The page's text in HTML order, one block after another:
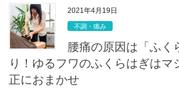
2021年4月19日
不調・痛み
腰痛の原因は「ふく
り！ゆるフワのふくらはぎはマ
正におまかせ